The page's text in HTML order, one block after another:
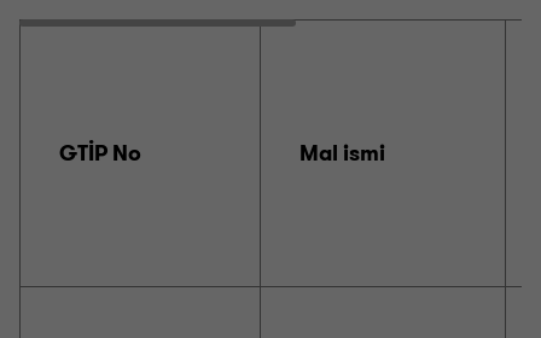
GTİP No Mal ismi